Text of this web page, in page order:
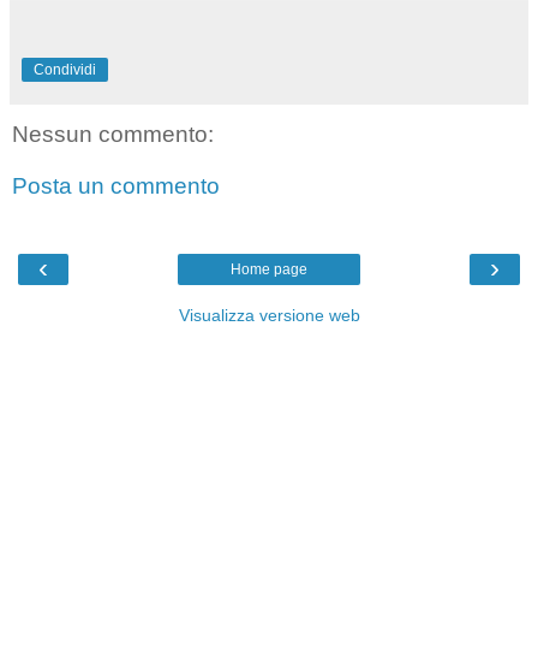
Condividi
Nessun commento:
Posta un commento
‹ ›
Home page
Visualizza versione web